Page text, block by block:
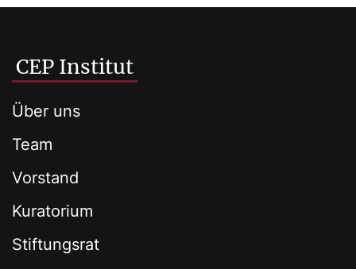
CEP Institut
Über uns
Team
Vorstand
Kuratorium
Stiftungsrat